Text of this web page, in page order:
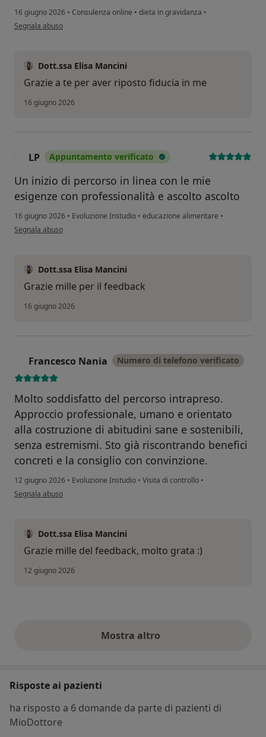
16 giugno 2026 • Consulenza online • dieta in gravidanza •
secondo l'opinione dell'utente MP
Segnala abuso
Dott.ssa Elisa Mancini
Grazie a te per aver riposto fiducia in me
16 giugno 2026
LP Appuntamento verificato
Un inizio di percorso in linea con le mie
esigenze con professionalità e ascolto ascolto
16 giugno 2026 • Evoluzione Instudio • educazione alimentare •
secondo l'opinione dell'utente LP
Segnala abuso
Dott.ssa Elisa Mancini
Grazie mille per il feedback
16 giugno 2026
Francesco Nania Numero di telefono verificato
Molto soddisfatto del percorso intrapreso.
Approccio professionale, umano e orientato
alla costruzione di abitudini sane e sostenibili,
senza estremismi. Sto già riscontrando benefici
concreti e la consiglio con convinzione.
12 giugno 2026 • Evoluzione Instudio • Visita di controllo •
secondo l'opinione dell'utente Francesco Nania
Segnala abuso
Dott.ssa Elisa Mancini
Grazie mille del feedback, molto grata :)
12 giugno 2026
Mostra altroopinioni di cui sopra
Risposte ai pazienti
ha risposto a 6 domande da parte di pazienti di
MioDottore